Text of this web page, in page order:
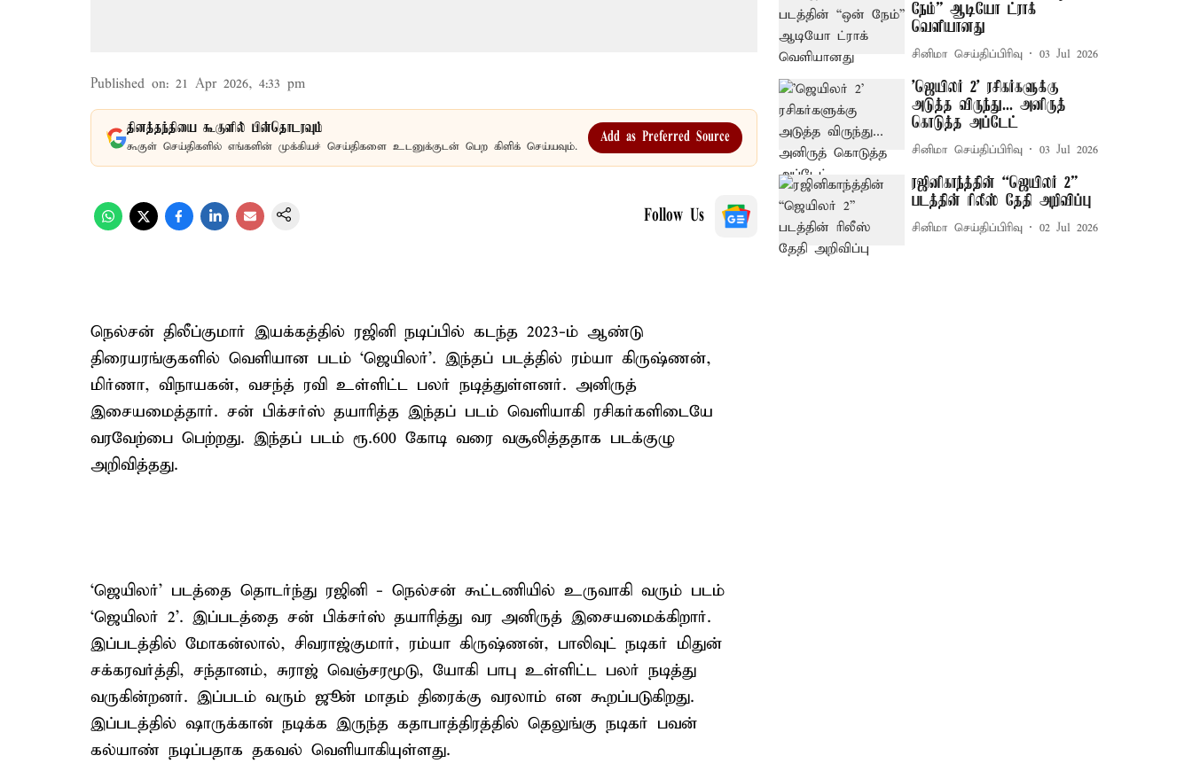
Published on: 21 Apr 2026, 4:33 pm
தினத்தந்தியை கூகுளில் பின்தொடரவும்
கூகுள் செய்திகளில் எங்களின் முக்கியச் செய்திகளை உடனுக்குடன் பெற கிளிக் செய்யவும்.
Add as Preferred Source
Follow Us
நெல்சன் திலீப்குமார் இயக்கத்தில் ரஜினி நடிப்பில் கடந்த 2023-ம் ஆண்டு
திரையரங்குகளில் வெளியான படம் ‘ஜெயிலர்’. இந்தப் படத்தில் ரம்யா கிருஷ்ணன்,
மிர்ணா, விநாயகன், வசந்த் ரவி உள்ளிட்ட பலர் நடித்துள்ளனர். அனிருத்
இசையமைத்தார். சன் பிக்சர்ஸ் தயாரித்த இந்தப் படம் வெளியாகி ரசிகர்களிடையே
வரவேற்பை பெற்றது. இந்தப் படம் ரூ.600 கோடி வரை வசூலித்ததாக படக்குழு
அறிவித்தது.
‘ஜெயிலர்’ படத்தை தொடர்ந்து ரஜினி - நெல்சன் கூட்டணியில் உருவாகி வரும் படம்
‘ஜெயிலர் 2’. இப்படத்தை சன் பிக்சர்ஸ் தயாரித்து வர அனிருத் இசையமைக்கிறார்.
இப்படத்தில் மோகன்லால், சிவராஜ்குமார், ரம்யா கிருஷ்ணன், பாலிவுட் நடிகர் மிதுன்
சக்கரவர்த்தி, சந்தானம், சுராஜ் வெஞ்சரமூடு, யோகி பாபு உள்ளிட்ட பலர் நடித்து
வருகின்றனர். இப்படம் வரும் ஜூன் மாதம் திரைக்கு வரலாம் என கூறப்படுகிறது.
இப்படத்தில் ஷாருக்கான் நடிக்க இருந்த கதாபாத்திரத்தில் தெலுங்கு நடிகர் பவன்
கல்யாண் நடிப்பதாக தகவல் வெளியாகியுள்ளது.
நேம்” ஆடியோ ட்ராக்
வெளியானது
சினிமா செய்திப்பிரிவு 03 Jul 2026
'ஜெயிலர் 2' ரசிகர்களுக்கு
அடுத்த விருந்து... அனிருத்
கொடுத்த அப்டேட்
சினிமா செய்திப்பிரிவு 03 Jul 2026
ரஜினிகாந்த்தின் “ஜெயிலர் 2”
படத்தின் ரிலீஸ் தேதி அறிவிப்பு
சினிமா செய்திப்பிரிவு 02 Jul 2026